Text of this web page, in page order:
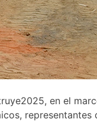
en el
representantes